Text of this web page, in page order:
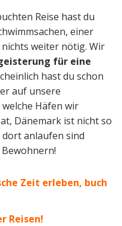
Reise hast du
einer
weiter nötig. Wir
für eine
hast du schon
auf unsere
Häfen wir
Dänemark ist nicht so
anlaufen sind
Zeit erleben, buch
Reisen!